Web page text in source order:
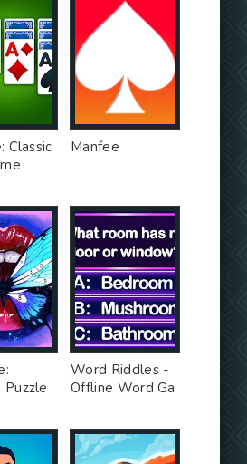
Classic
Manfee
Puzzle
Word Riddles -
Offline Word Ga